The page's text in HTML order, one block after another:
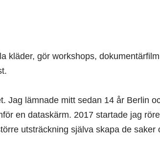
kläder, gör workshops,
Jag lämnade mitt sedan 14 år Berlin
en dataskärm. 2017 startade jag
utsträckning själva skapa de saker